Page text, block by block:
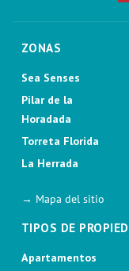
ZONAS
Sea Senses
Pilar de la
Horadada
Torreta Florida
La Herrada
→ Mapa del sitio
TIPOS DE
Apartamentos